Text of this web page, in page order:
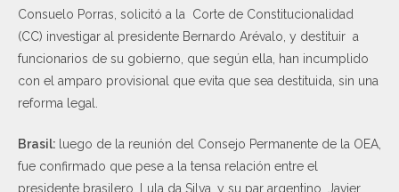
Consuelo Porras, solicitó a la Corte de Constitucionalidad
(CC) investigar al presidente Bernardo Arévalo, y destituir a
funcionarios de su gobierno, que según ella, han incumplido
con el amparo provisional que evita que sea destituida, sin una
reforma legal.
Brasil: luego de la reunión del Consejo Permanente de la OEA,
fue confirmado que pese a la tensa relación entre el
presidente brasilero, Lula da Silva, y su par argentino, Javier